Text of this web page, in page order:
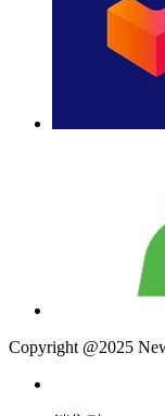
Copyright @2025